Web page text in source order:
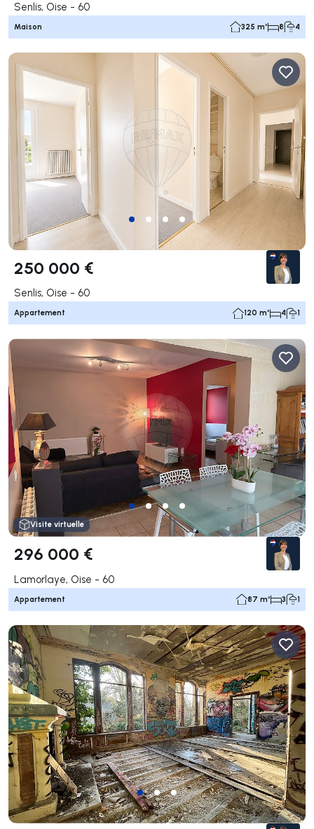
Senlis, Oise - 60
Maison 325 m² 8 4
250 000 €
Senlis, Oise - 60
Appartement 120 m² 4 1
Visite virtuelle
296 000 €
Lamorlaye, Oise - 60
Appartement 87 m² 3 1